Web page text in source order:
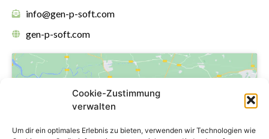
Cookie-Zustimmung
verwalten
Um dir ein optimales Erlebnis zu bieten, verwenden wir Technologien wie
info@gen-p-soft.com
gen-p-soft.com
Klicke hier, um marketing-Cookies zu